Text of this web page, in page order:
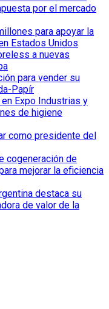
por el mercado
para apoyar la
Estados Unidos
a nuevas
para vender su
Papír
Expo Industrias y
de higiene
como presidente del
cogeneración de
mejorar la eficiencia
destaca su
de valor de la